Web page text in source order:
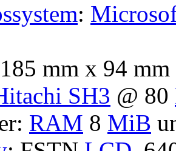
:
mm x 94
SH3 @ 80
RAM 8 MiB